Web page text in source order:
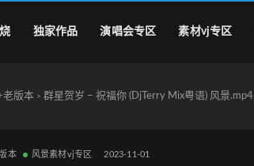
独家作品 演唱会专区 素材vj专区
老版本 > 群星贺岁 – 祝福你 (DjTerry Mix粤语) 风景.mp4
本 风景素材vj专区 2023-11-01